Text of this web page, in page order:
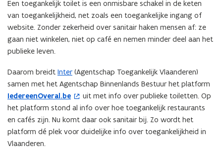
Een toegankelijk toilet is een onmisbare schakel in de keten
van toegankelijkheid, net zoals een toegankelijke ingang of
website. Zonder zekerheid over sanitair haken mensen af: ze
gaan niet winkelen, niet op café en nemen minder deel aan het
publieke leven.
Daarom breidt Inter (Agentschap Toegankelijk Vlaanderen)
samen met het Agentschap Binnenlands Bestuur het platform
IedereenOveral.be
(
o
p
e
n
uit met info over publieke toiletten. Op
het platform stond al info over hoe toegankelijk restaurants
en cafés zijn. Nu komt daar ook sanitair bij. Zo wordt het
platform dé plek voor duidelijke info over toegankelijkheid in
Vlaanderen.